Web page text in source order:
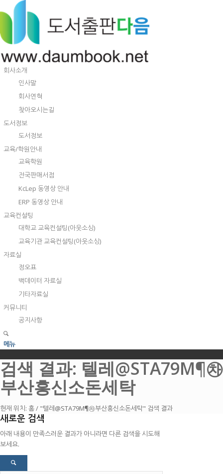
회사소개
인사말
회사연혁
찾아오시는길
도서정보
도서정보
교육/학원안내
교육학원
전국판매서점
KcLep 동영상 안내
ERP 동영상 안내
교육컨설팅
대학교 교육컨설팅(아웃소싱)
교육기관 교육컨설팅(아웃소싱)
자료실
정오표
백데이터 자료실
기타자료실
커뮤니티
공지사항
메뉴
검색 결과: 텔레@STA79M¶㉷
부산흥신소돈세탁
현재 위치: 홈/ "텔레@STA79M¶㉷부산흥신소돈세탁" 검색 결과
새로운 검색
아래 내용이 만족스러운 결과가 아니라면 다른 검색을 시도해
보세요.